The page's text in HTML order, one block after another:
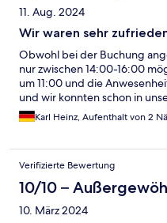
11. Aug. 2024
Wir waren sehr
Obwohl bei der Buchung
nur zwischen 14:00-16:00
um 11:00 und die
und wir konnten schon in
Karl Heinz, Aufenthalt von 2
Verifizierte Bewertung
10/10 –
10. März 2024